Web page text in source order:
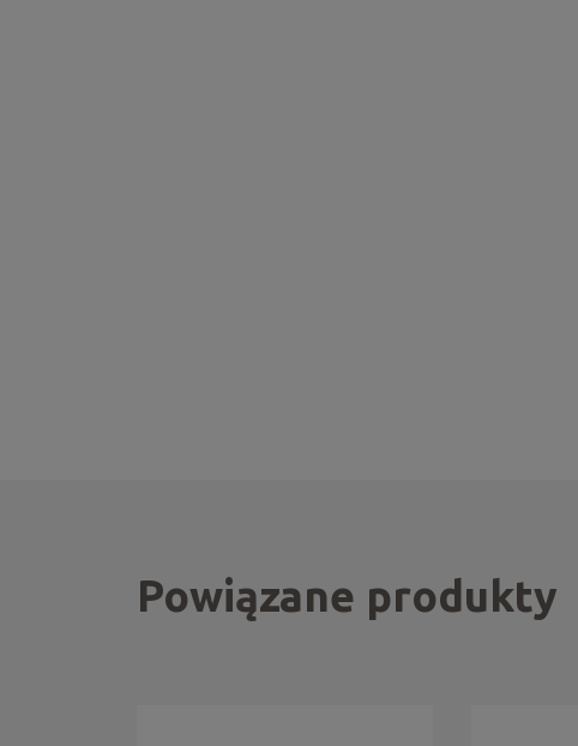
Powiązane produkty